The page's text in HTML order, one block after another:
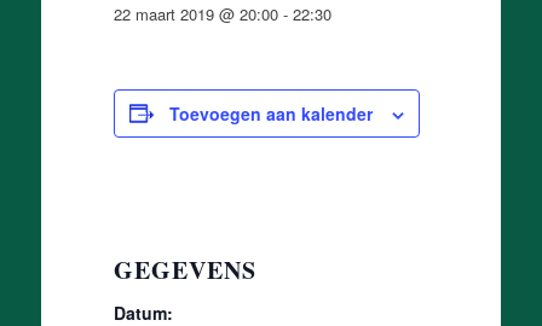
22 maart 2019 @ 20:00- 22:30
Toevoegen aan kalender
GEGEVENS
Datum: